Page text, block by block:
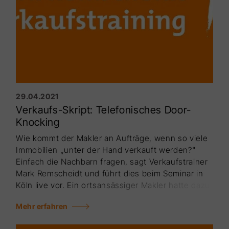
29.04.2021
Verkaufs-Skript: Telefonisches Door-
Knocking
Wie kommt der Makler an Aufträge, wenn so viele
Immobi­lien „unter der Hand verkauft werden?"
Einfach die Nach­barn fragen, sagt Verkaufstrainer
Mark Remscheidt und führt dies beim Seminar in
Köln live vor. Ein ortsansässiger Makler hatte dazu
diesem Skript erkennen Sie, wie sich Remscheidt
Mehr erfahren